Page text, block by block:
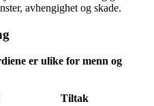
avhengighet og skade.
er ulike for menn og
Tiltak